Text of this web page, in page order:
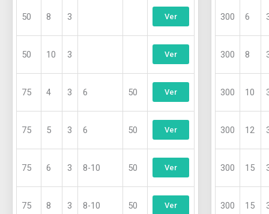
50 8 3 Ver
50 10 3 Ver
75 4 3 6 50 Ver
75 5 3 6 50 Ver
75 6 3 8-10 50 Ver
75 8 3 8-10 50 Ver
300 6
300 8
300 10
300 12
300 15
300 15